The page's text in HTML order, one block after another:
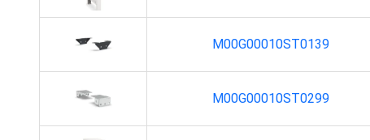
M00G00010ST0139
M00G00010ST0299